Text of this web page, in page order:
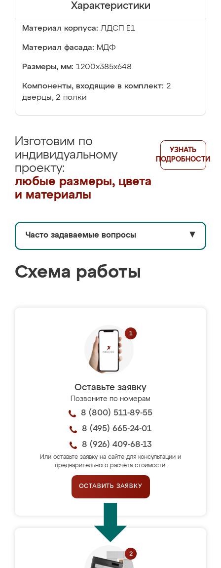
Характеристики
Материал корпуса: ЛДСП Е1
Материал фасада: МДФ
Размеры, мм: 1200x385x648
Компоненты, входящие в комплект: 2
дверцы, 2 полки
Изготовим по
индивидуальному
проекту:
любые размеры, цвета
и материалы
УЗНАТЬ
ПОДРОБНОСТИ
Часто задаваемые вопросы ▼
Схема работы
Оставьте заявку
Позвоните по номерам
8 (800) 511-89-55
8 (495) 665-24-01
8 (926) 409-68-13
Или оставьте заявку на сайте для консультации и
предварительного расчёта стоимости.
ОСТАВИТЬ ЗАЯВКУ